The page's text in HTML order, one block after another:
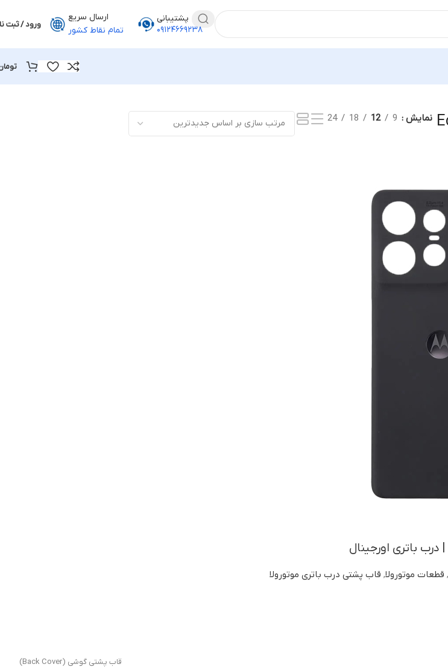
پشتیبانی
۰۹۱۲۴۶۶۹۲۳۸
ارسال سریع
تمام نقاط کشور
ورود / ثبت
نمایش 9
12
18
24
قطعات موتورولا, قاب پشتی درب باتری موتورولا
قاب پشتی گوشی (Back Cover)